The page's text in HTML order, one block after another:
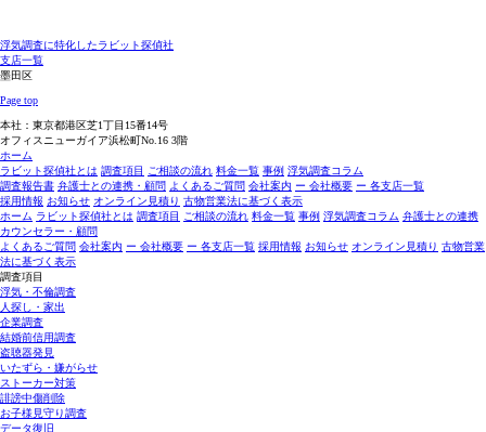
浮気調査に特化したラビット探偵社
支店一覧
墨田区
Page top
本社：東京都港区芝1丁目15番14号
オフィスニューガイア浜松町No.16 3階
ホーム
ラビット探偵社とは 調査項目 ご相談の流れ 料金一覧 事例 浮気調査コラム
調査報告書 弁護士との連携・顧問 よくあるご質問 会社案内 ー 会社概要 ー 各支店一覧
採用情報 お知らせ オンライン見積り 古物営業法に基づく表示
ホーム ラビット探偵社とは 調査項目 ご相談の流れ 料金一覧 事例 浮気調査コラム 弁護士との連携
カウンセラー・顧問
よくあるご質問 会社案内 ー 会社概要 ー 各支店一覧 採用情報 お知らせ オンライン見積り 古物営業
法に基づく表示
調査項目
浮気・不倫調査
人探し・家出
企業調査
結婚前信用調査
盗聴器発見
いたずら・嫌がらせ
ストーカー対策
誹謗中傷削除
お子様見守り調査
データ復旧